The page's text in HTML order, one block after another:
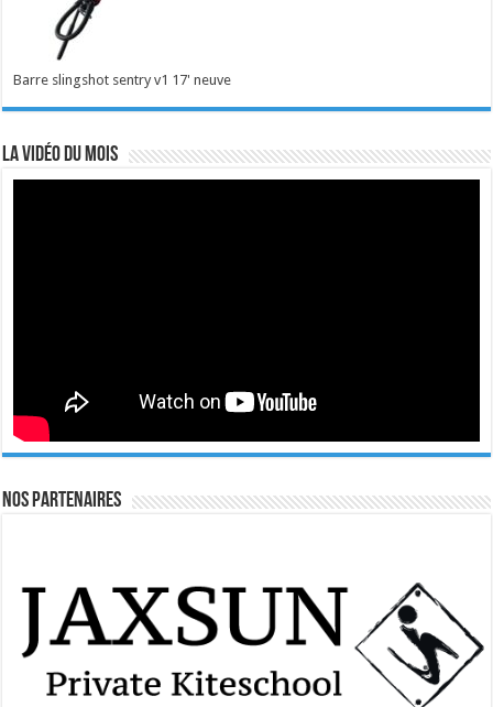
Barre slingshot sentry v1 17' neuve
La vidéo du mois
Nos Partenaires